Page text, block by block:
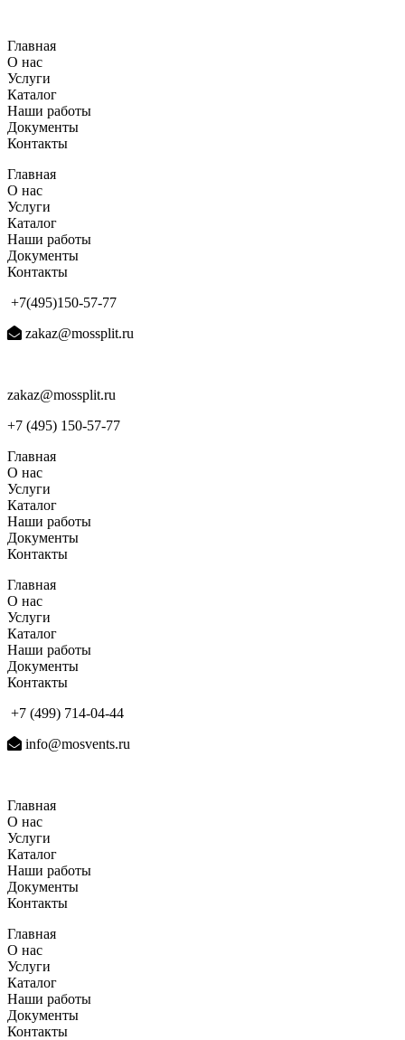
содержимому
Главная
О нас
Услуги
Каталог
Наши работы
Документы
Контакты
Главная
О нас
Услуги
Каталог
Наши работы
Документы
Контакты
+7(495)150-57-77
zakaz@mossplit.ru
zakaz@mossplit.ru
+7 (495) 150-57-77
Главная
О нас
Услуги
Каталог
Наши работы
Документы
Контакты
Главная
О нас
Услуги
Каталог
Наши работы
Документы
Контакты
+7 (499) 714-04-44
info@mosvents.ru
Главная
О нас
Услуги
Каталог
Наши работы
Документы
Контакты
Главная
О нас
Услуги
Каталог
Наши работы
Документы
Контакты